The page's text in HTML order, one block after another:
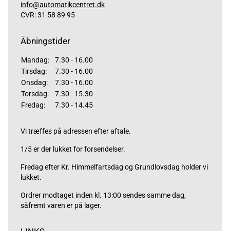
info@automatikcentret.dk
CVR: 31 58 89 95
Åbningstider
Mandag:
7.30 - 16.00
Tirsdag:
7.30 - 16.00
Onsdag:
7.30 - 16.00
Torsdag:
7.30 - 15.30
Fredag:
7.30 - 14.45
Vi træffes på adressen efter aftale.
1/5 er der lukket for forsendelser.
Fredag efter Kr. Himmelfartsdag og Grundlovsdag holder vi
lukket.
Ordrer modtaget inden kl. 13:00 sendes samme dag,
såfremt varen er på lager.